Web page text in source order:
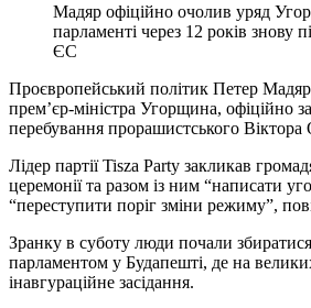
Мадяр офіційно очолив уряд
парламенті через 12 років знову
ЄС
Проєвропейський політик Петер
прем’єр-міністра Угорщина, офіційно
перебування прорашистського Віктора
Лідер партії Tisza Party закликав
церемонії та разом із ним “написати
“переступити поріг зміни режиму”,
Зранку в суботу люди почали
парламентом у Будапешті, де на
інавгураційне засідання.